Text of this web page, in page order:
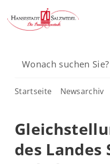
Startseite Newsarchiv
des Landes